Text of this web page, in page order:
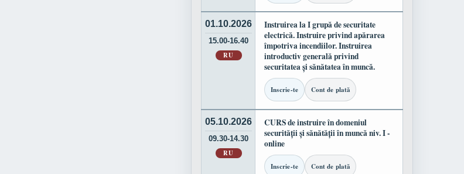
01.10.2026
15.00-16.40
RU
Instruirea la I grupă de securitate
electrică. Instruire privind apărarea
împotriva incendiilor. Instruirea
introductiv generală privind
securitatea și sănătatea în muncă.
Inscrie-te Cont de plată
05.10.2026
09.30-14.30
RU
CURS de instruire în domeniul
securității și sănătății în muncă niv. I -
online
Inscrie-te Cont de plată